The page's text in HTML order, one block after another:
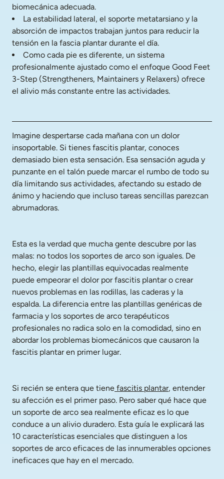
biomecánica adecuada.
La estabilidad lateral, el soporte metatarsiano y la
absorción de impactos trabajan juntos para reducir la
tensión en la fascia plantar durante el día.
Como cada pie es diferente, un sistema
profesionalmente ajustado como el enfoque Good Feet
3-Step (Strengtheners, Maintainers y Relaxers) ofrece
el alivio más constante entre las actividades.
Imagine despertarse cada mañana con un dolor
insoportable. Si tienes fascitis plantar, conoces
demasiado bien esta sensación. Esa sensación aguda y
punzante en el talón puede marcar el rumbo de todo su
día limitando sus actividades, afectando su estado de
ánimo y haciendo que incluso tareas sencillas parezcan
abrumadoras.
Esta es la verdad que mucha gente descubre por las
malas: no todos los soportes de arco son iguales. De
hecho, elegir las plantillas equivocadas realmente
puede empeorar el dolor por fascitis plantar o crear
nuevos problemas en las rodillas, las caderas y la
espalda. La diferencia entre las plantillas genéricas de
farmacia y los soportes de arco terapéuticos
profesionales no radica solo en la comodidad, sino en
abordar los problemas biomecánicos que causaron la
fascitis plantar en primer lugar.
Si recién se entera que tiene fascitis plantar, entender
su afección es el primer paso. Pero saber qué hace que
un soporte de arco sea realmente eficaz es lo que
conduce a un alivio duradero. Esta guía le explicará las
10 características esenciales que distinguen a los
soportes de arco eficaces de las innumerables opciones
ineficaces que hay en el mercado.